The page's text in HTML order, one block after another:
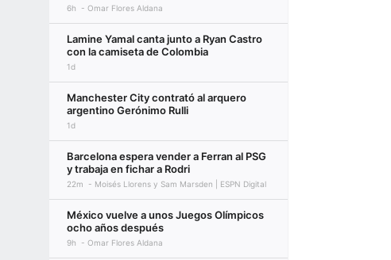
6h Omar Flores Aldana
Lamine Yamal canta junto a Ryan Castro
con la camiseta de Colombia
1d
Manchester City contrató al arquero
argentino Gerónimo Rulli
1d
Barcelona espera vender a Ferran al PSG
y trabaja en fichar a Rodri
22m Moisés Llorens y Sam Marsden | ESPN Digital
México vuelve a unos Juegos Olímpicos
ocho años después
9h Omar Flores Aldana